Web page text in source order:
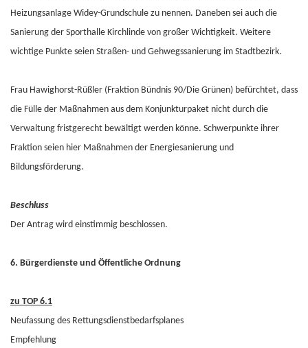
Heizungsanlage Widey-Grundschule zu nennen. Daneben sei auch die
Sanierung der Sporthalle Kirchlinde von großer Wichtigkeit. Weitere
wichtige Punkte seien Straßen- und Gehwegssanierung im Stadtbezirk.
Frau Hawighorst-Rüßler (Fraktion Bündnis 90/Die Grünen) befürchtet, dass
die Fülle der Maßnahmen aus dem Konjunkturpaket nicht durch die
Verwaltung fristgerecht bewältigt werden könne. Schwerpunkte ihrer
Fraktion seien hier Maßnahmen der Energiesanierung und
Bildungsförderung.
Beschluss
Der Antrag wird einstimmig beschlossen.
6. Bürgerdienste und Öffentliche Ordnung
zu TOP 6.1
Neufassung des Rettungsdienstbedarfsplanes
Empfehlung